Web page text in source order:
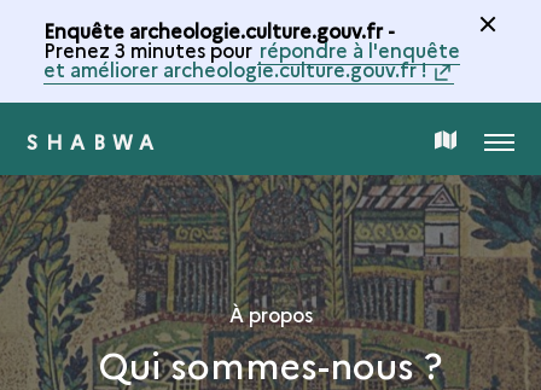
Enquête archeologie.culture.gouv.fr -
Prenez 3 minutes pour répondre à l'enquête
et améliorer archeologie.culture.gouv.fr !
SHABWA CARTE
DE
LA
COLLECTION
MENU
À propos
Qui sommes-nous ?